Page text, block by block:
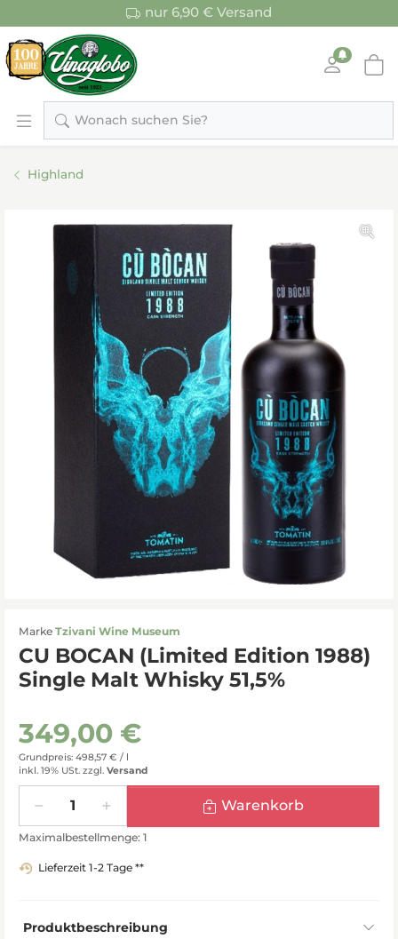
nur 6,90 € Versand
Wonach suchen Sie?
Highland
Marke Tzivani Wine Museum
CU BOCAN (Limited Edition 1988)
Single Malt Whisky 51,5%
349,00 €
Grundpreis: 498,57 € / l
inkl. 19% USt. zzgl. Versand
Warenkorb
Maximalbestellmenge: 1
Lieferzeit 1-2 Tage **
Produktbeschreibung